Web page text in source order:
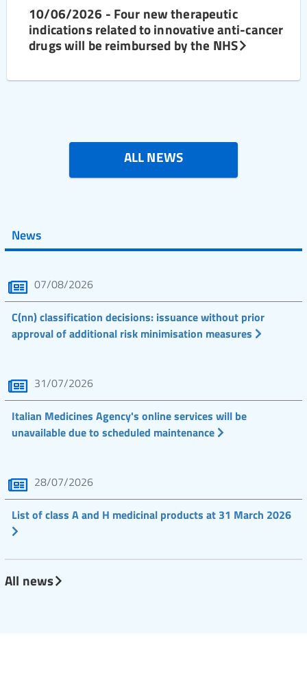
10/06/2026 - Four new therapeutic
indications related to innovative anti-cancer
drugs will be reimbursed by the NHS
ALL NEWS
News
07/08/2026
C(nn) classification decisions: issuance without prior
approval of additional risk minimisation measures
31/07/2026
Italian Medicines Agency's online services will be
unavailable due to scheduled maintenance
28/07/2026
List of class A and H medicinal products at 31 March 2026
All news